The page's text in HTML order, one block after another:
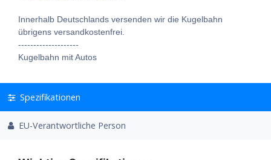
Innerhalb Deutschlands versenden wir die Kugelbahn
übrigens versandkostenfrei.
--------------------
Kugelbahn mit Autos
Spezifikationen
EU-Verantwortliche Person